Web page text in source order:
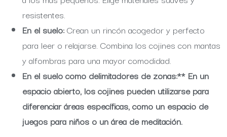
resistentes.
En el suelo:Crean un rincón acogedor y perfecto
para leer o relajarse. Combina los cojines con mantas
y alfombras para una mayor comodidad.
En el suelo como delimitadores de zonas:** En un
espacio abierto, los cojines pueden utilizarse para
diferenciar áreas específicas, como un espacio de
juegos para niños o un área de meditación.